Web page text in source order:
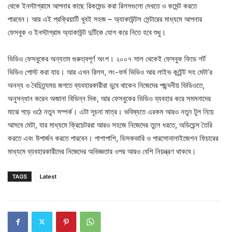
থেকে ইনস্টাগ্রামে আপনার কাছে রিকমেন্ড করা রিলসগুলো দেখতে ও কমেন্ট করতে
পারবেন। আর এই প্রক্রিয়াটি খুবই সহজ – অ্যাকাউন্টস সেন্টারের মাধ্যমে আপনার
ফেসবুক ও ইনস্টাগ্রাম অ্যাকাউন্ট দুটিকে যোগ করে নিতে হবে শুধু।
ভিডিও ফেসবুকের অন্যতম গুরুত্বপূর্ণ অংশ। ২০০৭ সাল থেকেই ফেসবুক ফিডে শর্ট
ভিডিও পোস্ট করা যায়। আর এখন রিলস, লং-ফর্ম ভিডিও আর লাইভ কন্টেন্ট সহ মেটা’র
অনন্য ও বৈচিত্র্যময় জগতে ব্যবহারকারীরা ডুবে থাকেন নিজেদের পছন্দনীয় ভিডিওতে,
অনুসন্ধান করেন অজানা বিভিন্ন দিক, আর ফেসবুকের ভিডিও ব্যবহার করে সমমনাদের
মাঝে গড়ে ওঠে নতুন সম্পর্ক। এটা সূচনা মাত্র। ভবিষ্যতে এরকম আরও নতুন টুল নিয়ে
আসবে মেটা, যার মাধ্যমে ক্রিয়েটররা আরও সহজে নিজেদের তুলে ধরতে, অডিয়েন্স তৈরি
করতে এবং উপার্জন করতে পারবেন। পাশাপাশি, ডিসকভারি ও পারসোনালাইজেশন ফিচারের
মাধ্যমে ব্যবহারকারীদের নিজেদের অভিজ্ঞতার ওপর আরও বেশি নিয়ন্ত্রণ থাকবে।
TAGS Latest